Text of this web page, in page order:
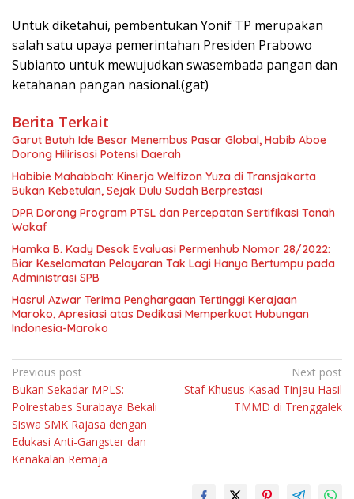
Untuk diketahui, pembentukan Yonif TP merupakan
salah satu upaya pemerintahan Presiden Prabowo
Subianto untuk mewujudkan swasembada pangan dan
ketahanan pangan nasional.(gat)
Berita Terkait
Garut Butuh Ide Besar Menembus Pasar Global, Habib Aboe
Dorong Hilirisasi Potensi Daerah
Habibie Mahabbah: Kinerja Welfizon Yuza di Transjakarta
Bukan Kebetulan, Sejak Dulu Sudah Berprestasi
DPR Dorong Program PTSL dan Percepatan Sertifikasi Tanah
Wakaf
Hamka B. Kady Desak Evaluasi Permenhub Nomor 28/2022:
Biar Keselamatan Pelayaran Tak Lagi Hanya Bertumpu pada
Administrasi SPB
Hasrul Azwar Terima Penghargaan Tertinggi Kerajaan
Maroko, Apresiasi atas Dedikasi Memperkuat Hubungan
Indonesia-Maroko
Navigasi
pos
Previous post
Bukan Sekadar MPLS:
Polrestabes Surabaya Bekali
Siswa SMK Rajasa dengan
Edukasi Anti-Gangster dan
Kenakalan Remaja
Next post
Staf Khusus Kasad Tinjau Hasil
TMMD di Trenggalek